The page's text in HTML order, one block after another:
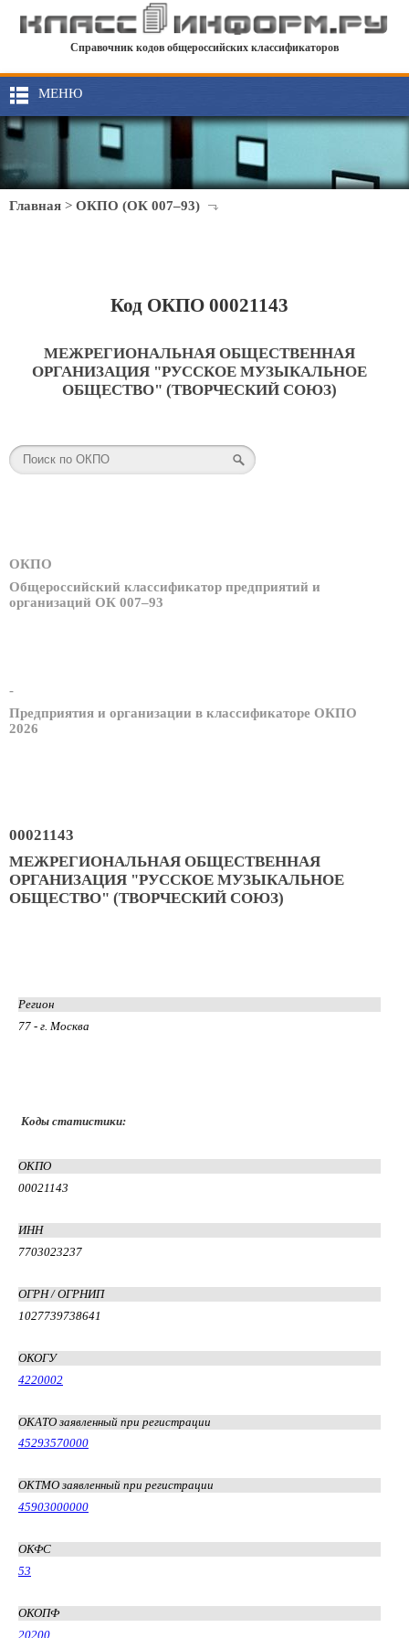
Справочник кодов общероссийских классификаторов
МЕНЮ
Главная > ОКПО (ОК 007–93)
Код ОКПО 00021143
МЕЖРЕГИОНАЛЬНАЯ ОБЩЕСТВЕННАЯ
ОРГАНИЗАЦИЯ "РУССКОЕ МУЗЫКАЛЬНОЕ
ОБЩЕСТВО" (ТВОРЧЕСКИЙ СОЮЗ)
ОКПО
Общероссийский классификатор предприятий и
организаций ОК 007–93
-
Предприятия и организации в классификаторе ОКПО
2026
00021143
МЕЖРЕГИОНАЛЬНАЯ ОБЩЕСТВЕННАЯ
ОРГАНИЗАЦИЯ "РУССКОЕ МУЗЫКАЛЬНОЕ
ОБЩЕСТВО" (ТВОРЧЕСКИЙ СОЮЗ)
Регион
77 - г. Москва
Коды статистики:
ОКПО
00021143
ИНН
7703023237
ОГРН / ОГРНИП
1027739738641
ОКОГУ
4220002
ОКАТО заявленный при регистрации
45293570000
ОКТМО заявленный при регистрации
45903000000
ОКФС
53
ОКОПФ
20200